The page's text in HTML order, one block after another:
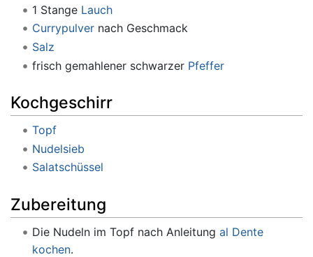
1 Stange Lauch
Currypulvernach Geschmack
Salz
frisch gemahlener schwarzer Pfeffer
Kochgeschirr
Topf
Nudelsieb
Salatschüssel
Zubereitung
Die Nudeln im Topf nach Anleitung al Dente
kochen.